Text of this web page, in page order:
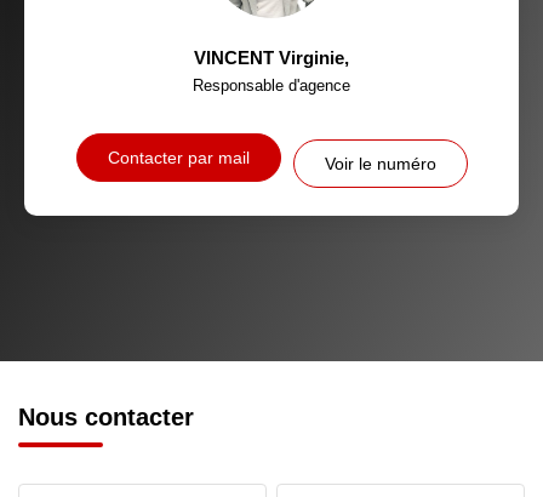
VINCENT Virginie,
Responsable d'agence
Contacter par mail Voir le numéro
Nous contacter